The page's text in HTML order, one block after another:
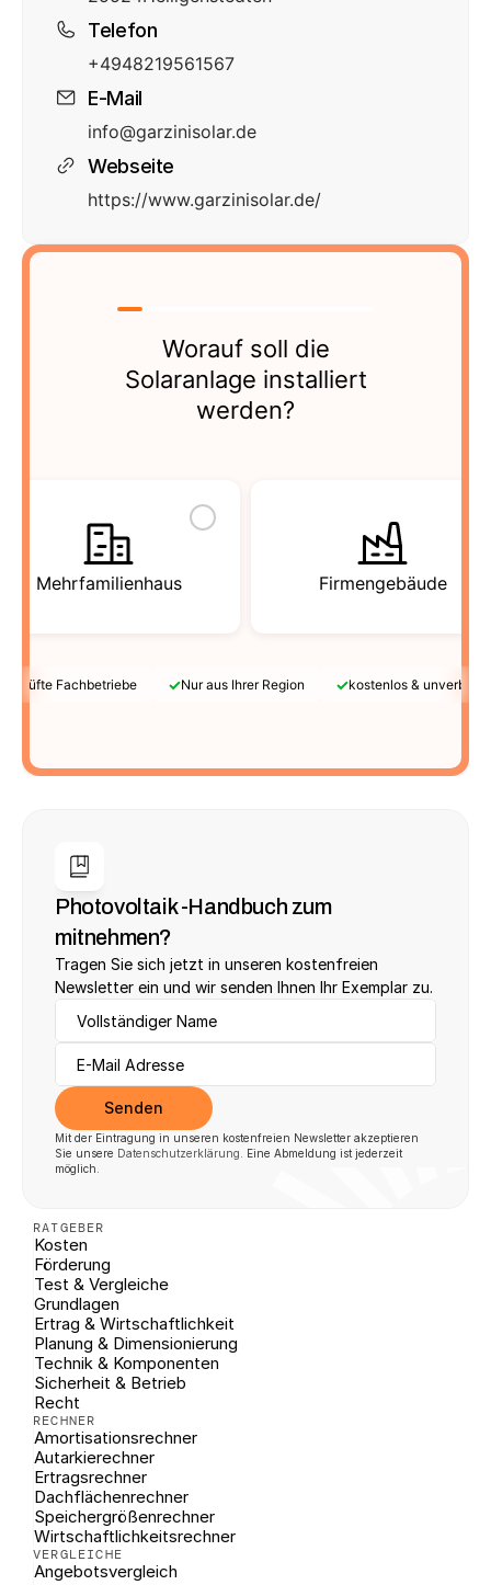
Telefon
+4948219561567
E-Mail
info@garzinisolar.de
Webseite
https://www.garzinisolar.de/
Worauf soll die
Solaranlage installiert
werden?
Mehrfamilienhaus Firmengebäude
Fachbetriebe ✓Nur aus Ihrer Region ✓kostenlos &
Photovoltaik -Handbuch zum
mitnehmen?
Tragen Sie sich jetzt in unseren kostenfreien
Newsletter ein und wir senden Ihnen Ihr Exemplar zu.
Senden
Mit der Eintragung in unseren kostenfreien Newsletter akzeptieren
Sie unsere Datenschutzerklärung . Eine Abmeldung ist jederzeit
möglich.
RATGEBER
Kosten
Förderung
Test & Vergleiche
Grundlagen
Ertrag & Wirtschaftlichkeit
Planung & Dimensionierung
Technik & Komponenten
Sicherheit & Betrieb
Recht
RECHNER
Amortisationsrechner
Autarkierechner
Ertragsrechner
Dachflächenrechner
Speichergrößenrechner
Wirtschaftlichkeitsrechner
VERGLEICHE
Angebotsvergleich